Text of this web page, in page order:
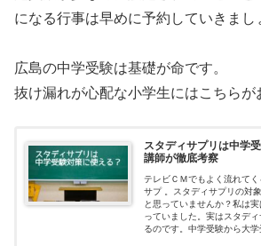
になる行事は早めに予約していきまし
広島の中学受験は基礎が命です。
抜け漏れが心配な小学生にはこちら
スタディサプリは中学
講師が徹底考察
テレビＣＭでもよく流れてく
サプ 。スタディサプリの対
と思っていませんか？私は
っていました。実はスタデ
るのです。中学受験から大学